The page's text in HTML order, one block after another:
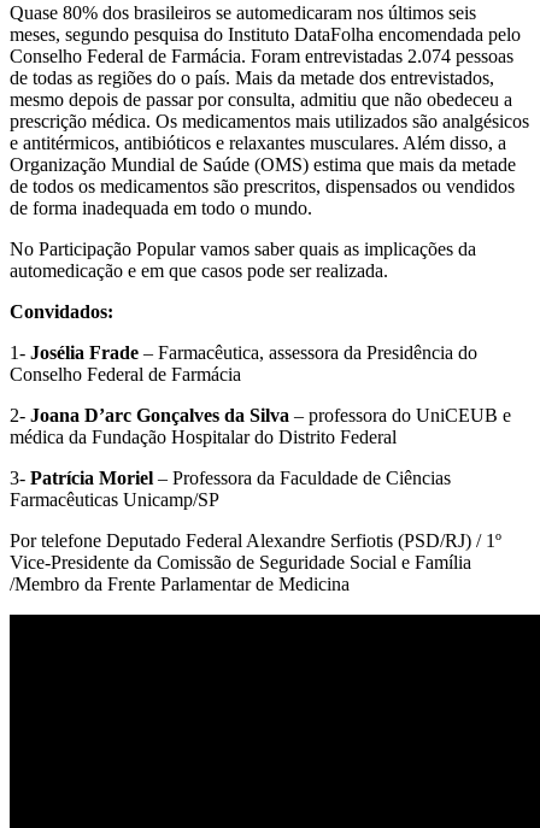
Quase 80% dos brasileiros se automedicaram nos últimos seis
meses, segundo pesquisa do Instituto DataFolha encomendada pelo
Conselho Federal de Farmácia. Foram entrevistadas 2.074 pessoas
de todas as regiões do o país. Mais da metade dos entrevistados,
mesmo depois de passar por consulta, admitiu que não obedeceu a
prescrição médica. Os medicamentos mais utilizados são analgésicos
e antitérmicos, antibióticos e relaxantes musculares. Além disso, a
Organização Mundial de Saúde (OMS) estima que mais da metade
de todos os medicamentos são prescritos, dispensados ou vendidos
de forma inadequada em todo o mundo.
No Participação Popular vamos saber quais as implicações da
automedicação e em que casos pode ser realizada.
Convidados:
1- Josélia Frade – Farmacêutica, assessora da Presidência do
Conselho Federal de Farmácia
2- Joana D’arc Gonçalves da Silva – professora do UniCEUB e
médica da Fundação Hospitalar do Distrito Federal
3- Patrícia Moriel – Professora da Faculdade de Ciências
Farmacêuticas Unicamp/SP
Por telefone Deputado Federal Alexandre Serfiotis (PSD/RJ) / 1º
Vice-Presidente da Comissão de Seguridade Social e Família
/Membro da Frente Parlamentar de Medicina